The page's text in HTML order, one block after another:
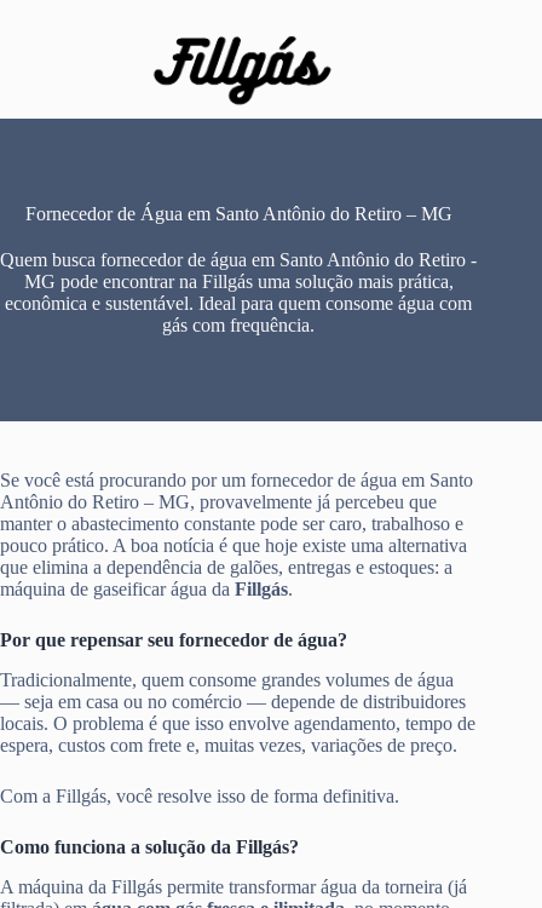
Fornecedor de Água em Santo Antônio do Retiro – MG
Quem busca fornecedor de água em Santo Antônio do Retiro -
MG pode encontrar na Fillgás uma solução mais prática,
econômica e sustentável. Ideal para quem consome água com
gás com frequência.
Se você está procurando por um fornecedor de água em Santo
Antônio do Retiro – MG, provavelmente já percebeu que
manter o abastecimento constante pode ser caro, trabalhoso e
pouco prático. A boa notícia é que hoje existe uma alternativa
que elimina a dependência de galões, entregas e estoques: a
máquina de gaseificar água da Fillgás.
Por que repensar seu fornecedor de água?
Tradicionalmente, quem consome grandes volumes de água
— seja em casa ou no comércio — depende de distribuidores
locais. O problema é que isso envolve agendamento, tempo de
espera, custos com frete e, muitas vezes, variações de preço.
Com a Fillgás, você resolve isso de forma definitiva.
Como funciona a solução da Fillgás?
A máquina da Fillgás permite transformar água da torneira (já